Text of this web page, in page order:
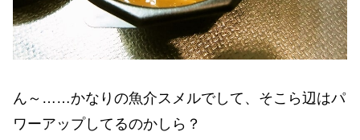
ん～……かなりの魚介スメルでして、そこら辺はパ
ワーアップしてるのかしら？